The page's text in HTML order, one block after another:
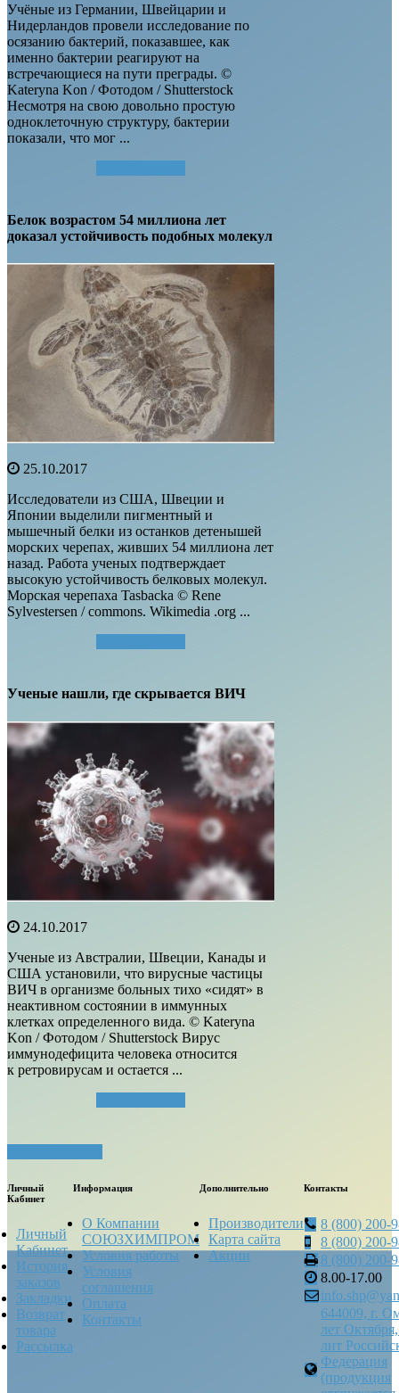
Учёные из Германии, Швейцарии и
Нидерландов провели исследование по
осязанию бактерий, показавшее, как
именно бактерии реагируют на
встречающиеся на пути преграды. ©
Kateryna Kon / Фотодом / Shutterstock
Несмотря на свою довольно простую
одноклеточную структуру, бактерии
показали, что мог ...
Белок возрастом 54 миллиона лет
доказал устойчивость подобных молекул
25.10.2017
Исследователи из США, Швеции и
Японии выделили пигментный и
мышечный белки из останков детенышей
морских черепах, живших 54 миллиона лет
назад. Работа ученых подтверждает
высокую устойчивость белковых молекул.
Морская черепаха Tasbacka © Rene
Sylvestersen / commons. Wikimedia .org ...
Ученые нашли, где скрывается ВИЧ
24.10.2017
Ученые из Австралии, Швеции, Канады и
США установили, что вирусные частицы
ВИЧ в организме больных тихо «сидят» в
неактивном состоянии в иммунных
клетках определенного вида. © Kateryna
Kon / Фотодом / Shutterstock Вирус
иммунодефицита человека относится
к ретровирусам и остается ...
Личный
Кабинет
Личный
Кабинет
История
заказов
Закладки
Возврат
товара
Рассылка
Информация
О Компании
СОЮЗХИМПРОМ
Условия работы
Условия
соглашения
Оплата
Контакты
Дополнительно
Производители
Карта сайта
Акции
Контакты
8 (800) 200-
8 (800) 200-
8 (800) 200-
8.00-17.00
644009, г.
лет
лит
Федерация
(продукция